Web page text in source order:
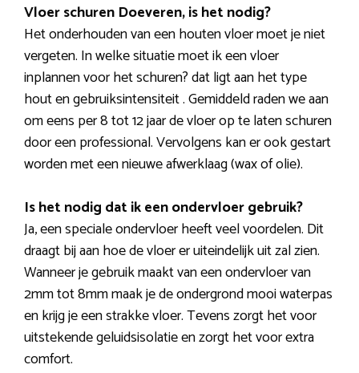
Vloer schuren Doeveren, is het nodig?
Het onderhouden van een houten vloer moet je niet
vergeten. In welke situatie moet ik een vloer
inplannen voor het schuren? dat ligt aan het type
hout en gebruiksintensiteit . Gemiddeld raden we aan
om eens per 8 tot 12 jaar de vloer op te laten schuren
door een professional. Vervolgens kan er ook gestart
worden met een nieuwe afwerklaag (wax of olie).
Is het nodig dat ik een ondervloer gebruik?
Ja, een speciale ondervloer heeft veel voordelen. Dit
draagt bij aan hoe de vloer er uiteindelijk uit zal zien.
Wanneer je gebruik maakt van een ondervloer van
2mm tot 8mm maak je de ondergrond mooi waterpas
en krijg je een strakke vloer. Tevens zorgt het voor
uitstekende geluidsisolatie en zorgt het voor extra
comfort.